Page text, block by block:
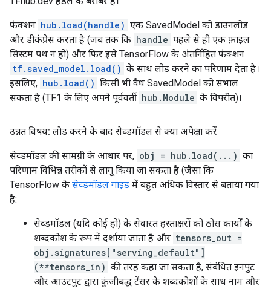
फ़ंक्शन hub.load(handle) एक SavedModel को डाउनलोड
और डीकंप्रेस करता है (जब तक कि handle पहले से ही एक फ़ाइल
सिस्टम पथ न हो) और फिर इसे TensorFlow के अंतर्निहित फ़ंक्शन
tf.saved_model.load() के साथ लोड करने का परिणाम देता है।
इसलिए, hub.load() किसी भी वैध SavedModel को संभाल
सकता है (TF1 के लिए अपने पूर्ववर्ती hub.Module के विपरीत)।
उन्नत विषय: लोड करने के बाद सेव्डमॉडल से क्या अपेक्षा करें
सेव्डमॉडल की सामग्री के आधार पर, obj = hub.load(...) का
परिणाम विभिन्न तरीकों से लागू किया जा सकता है (जैसा कि
TensorFlow के सेव्डमॉडल गाइड में बहुत अधिक विस्तार से बताया गया
है:
सेव्डमॉडल (यदि कोई हो) के सेवारत हस्ताक्षरों को ठोस कार्यों के
शब्दकोश के रूप में दर्शाया जाता है और tensors_out =
obj.signatures["serving_default"]
(**tensors_in) की तरह कहा जा सकता है, संबंधित इनपुट
और आउटपुट द्वारा कुंजीबद्ध टेंसर के शब्दकोशों के साथ नाम और